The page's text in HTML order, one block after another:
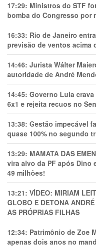
17:29: Ministros do STF
bomba do Congresso por
16:33: Rio de Janeiro
previsão de ventos acima
14:46: Jurista Wálter
autoridade de André
14:45: Governo Lula
6x1 e rejeita recuos no
13:38: Gestão impecável
quase 100% no segundo
13:29: MAMATA DAS
vira alvo da PF após Dino
49 milhões!
13:21: VÍDEO: MIRIAM
GLOBO E DETONA
AS PRÓPRIAS FILHAS
12:34: Patrimônio de Zoe
apenas dois anos no